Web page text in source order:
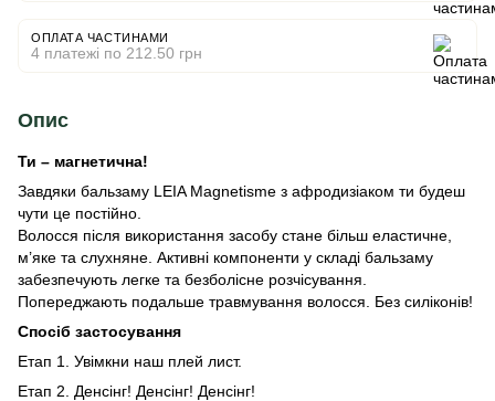
ОПЛАТА ЧАСТИНАМИ
4 платежі по 212.50 грн
Опис
Ти – магнетична!
Завдяки бальзаму LEIA Magnetisme з афродизіаком ти будеш
чути це постійно.
Волосся після використання засобу стане більш еластичне,
м’яке та слухняне. Активні компоненти у складі бальзаму
забезпечують легке та безболісне розчісування.
Попереджають подальше травмування волосся. Без силіконів!
Спосіб застосування
Етап 1. Увімкни наш плей лист.
Етап 2. Денсінг! Денсінг! Денсінг!